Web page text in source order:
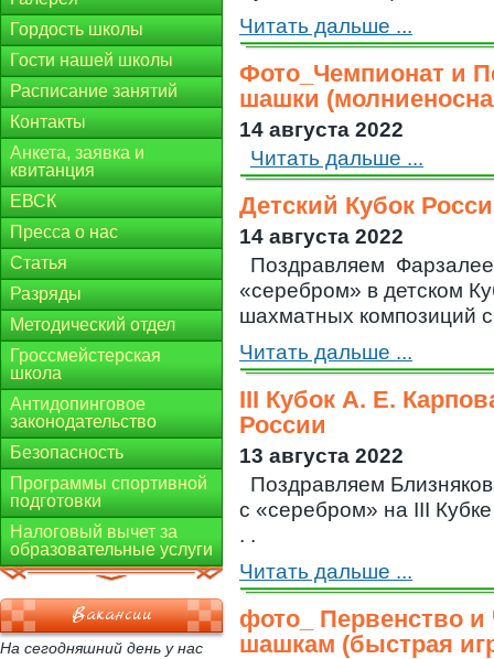
Гордость школы
Гости нашей школы
Расписание занятий
Контакты
Анкета, заявка и
квитанция
ЕВСК
Пресса о нас
Статья
Разряды
Методический отдел
Гроссмейстерская
школа
Антидопинговое
законодательство
Безопасность
Программы спортивной
подготовки
Налоговый вычет за
образовательные услуги
Вакансии
На сегодняшний день у нас
Читать дальше ...
Фото_Чемпионат и
шашки
14 августа 2022
Читать дальше ...
Детский Кубок
14 августа 2022
Поздравляем
«серебром» в детском
шахматных композиций
Читать дальше ...
III Кубок А. Е.
России
13 августа 2022
Поздравляем
с «серебром» на III
. .
Читать дальше ...
фото_ Первенство
шашкам (быстрая